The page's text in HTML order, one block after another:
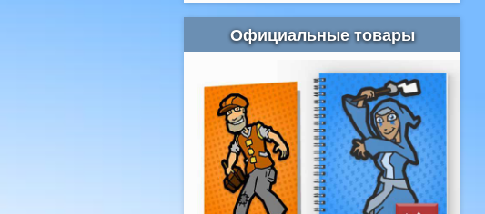
Официальные товары